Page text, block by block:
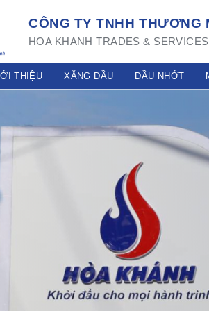
CÔNG TY TNHH THƯƠNG
HOA KHANH TRADES &
THIỆU XĂNG DẦU DẦU NHỚT